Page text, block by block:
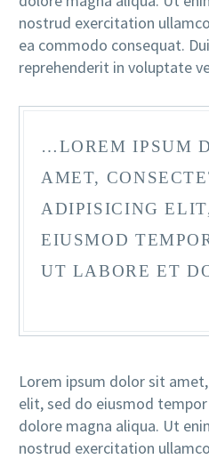
nostrud exercitation
ea commodo consequat.
reprehenderit in voluptate
…LOREM IPSUM
AMET,
ADIPISICING
EIUSMOD
UT LABORE ET
Lorem ipsum dolor sit
elit, sed do eiusmod
dolore magna aliqua. Ut
nostrud exercitation